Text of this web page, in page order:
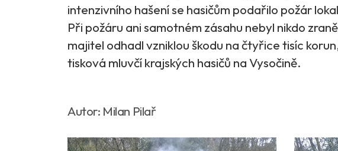
intenzivního hašení se hasičům podařilo požár
Při požáru ani samotném zásahu nebyl nikdo
majitel odhadl vzniklou škodu na čtyřice tisíc
tisková mluvčí krajských hasičů na Vysočině.
Autor: Milan Pilař